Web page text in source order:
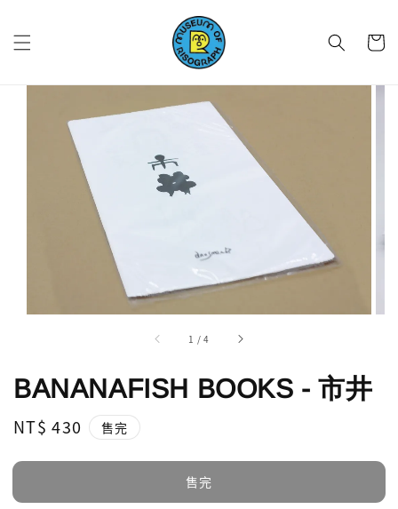
1 /4
BANANAFISH BOOKS - 市井
Regular
NT$ 430 售完
售完